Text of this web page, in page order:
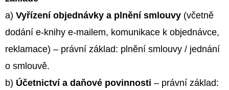
a) Vyřízení objednávky a plnění smlouvy (včetně
dodání e-knihy e-mailem, komunikace k objednávce,
reklamace) – právní základ: plnění smlouvy / jednání
o smlouvě.
b) Účetnictví a daňové povinnosti – právní základ:
HLEDAT